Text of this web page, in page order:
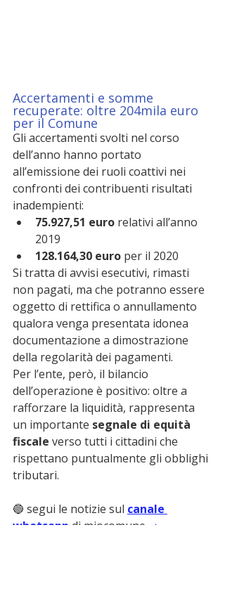
Accertamenti e somme
recuperate: oltre 204mila euro
per il Comune
Gli accertamenti svolti nel corso
dell’anno hanno portato
all’emissione dei ruoli coattivi nei
confronti dei contribuenti risultati
inadempienti:
75.927,51 euro relativi all’anno
2019
128.164,30 euro per il 2020
Si tratta di avvisi esecutivi, rimasti
non pagati, ma che potranno essere
oggetto di rettifica o annullamento
qualora venga presentata idonea
documentazione a dimostrazione
della regolarità dei pagamenti.
Per l’ente, però, il bilancio
dell’operazione è positivo: oltre a
rafforzare la liquidità, rappresenta
un importante segnale di equità
fiscale verso tutti i cittadini che
rispettano puntualmente gli obblighi
tributari.
🔵 segui le notizie sul canale
whatsapp di miocomune ➡️